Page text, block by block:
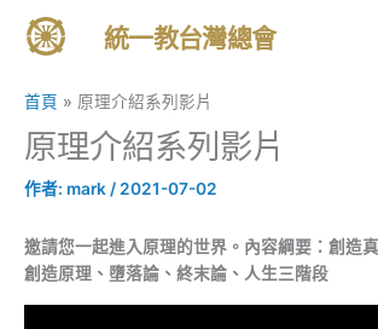
統一教台灣總會
首頁 原理介紹系列影片
原理介紹系列影片
作者: mark / 2021-07-02
邀請您一起進入原理的世界。內容綱要：創造
創造原理、墮落論、終末論、人生三階段